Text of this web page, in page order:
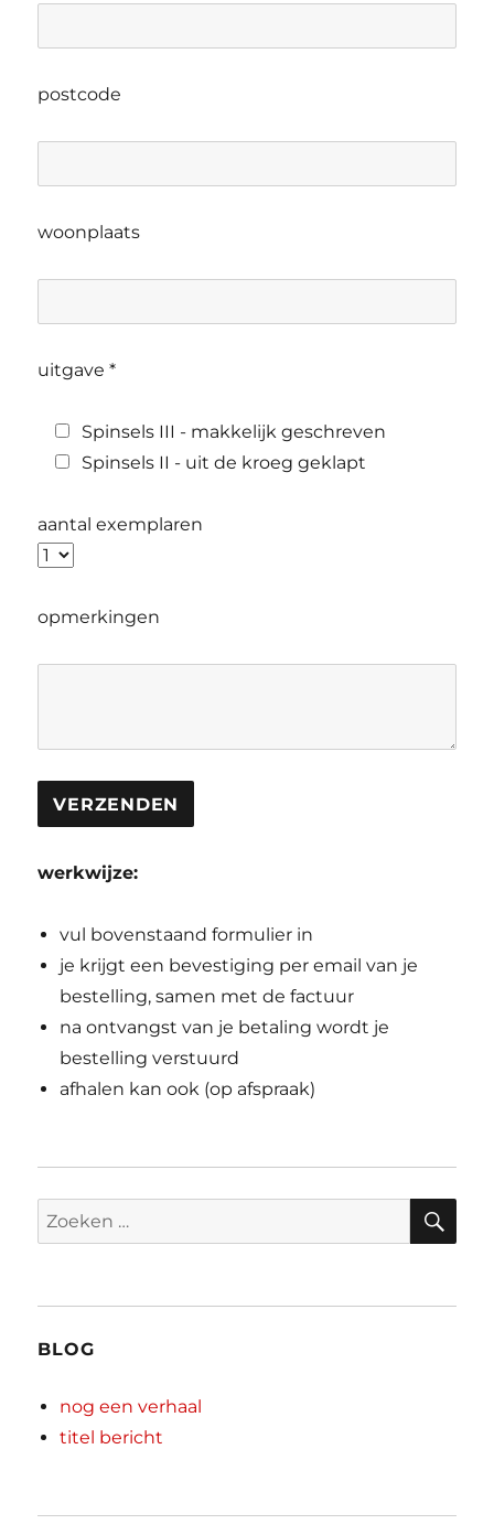
postcode
woonplaats
uitgave *
Spinsels III - makkelijk geschreven
Spinsels II - uit de kroeg geklapt
aantal exemplaren
opmerkingen
werkwijze:
vul bovenstaand formulier in
je krijgt een bevestiging per email van je
bestelling, samen met de factuur
na ontvangst van je betaling wordt je
bestelling verstuurd
afhalen kan ook (op afspraak)
Zoeken
naar:
BLOG
nog een verhaal
titel bericht